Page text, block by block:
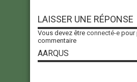
LAISSER UNE RÉPONSE
Vous devez être connecté-e pour
commentaire
AARQUS